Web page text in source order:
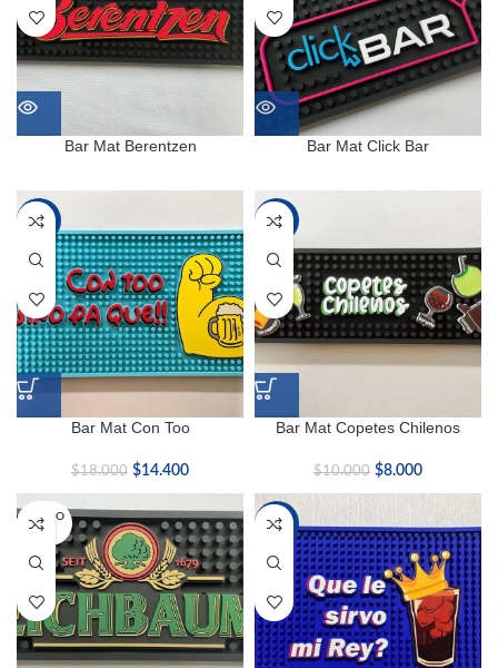
Bar Mat Berentzen Bar Mat Click Bar
-20%
Bar Mat Con Too
$18.000 $14.400
-20%
Bar Mat Copetes Chilenos
$10.000 $8.000
SOLD O
UT
-20%